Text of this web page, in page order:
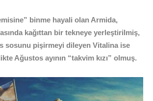
binme hayali olan Armida,
kağıttan bir tekneye yerleştirilmiş,
sosunu pişirmeyi dileyen Vitalina ise
Ağustos ayının “takvim kızı” olmuş.